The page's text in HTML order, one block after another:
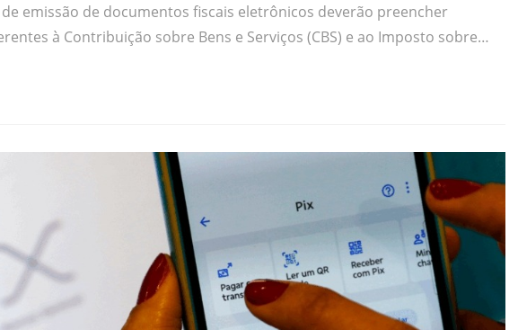
emissão de documentos fiscais eletrônicos deverão preencher
à Contribuição sobre Bens e Serviços (CBS) e ao Imposto sobre…